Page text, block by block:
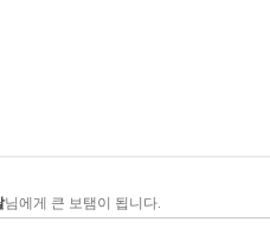
님에게 큰 보탬이 됩니다.